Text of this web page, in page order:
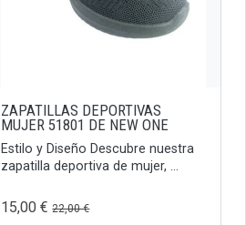
ZAPATILLAS DEPORTIVAS
MUJER 51801 DE NEW ONE
Estilo y Diseño Descubre nuestra
zapatilla deportiva de mujer, ...
15,00 €22,00 €